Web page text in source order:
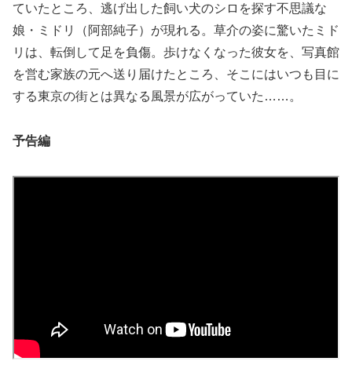
ていたところ、逃げ出した飼い犬のシロを探す不思議な
娘・ミドリ（阿部純子）が現れる。草介の姿に驚いたミド
リは、転倒して足を負傷。歩けなくなった彼女を、写真館
を営む家族の元へ送り届けたところ、そこにはいつも目に
する東京の街とは異なる風景が広がっていた……。
予告編